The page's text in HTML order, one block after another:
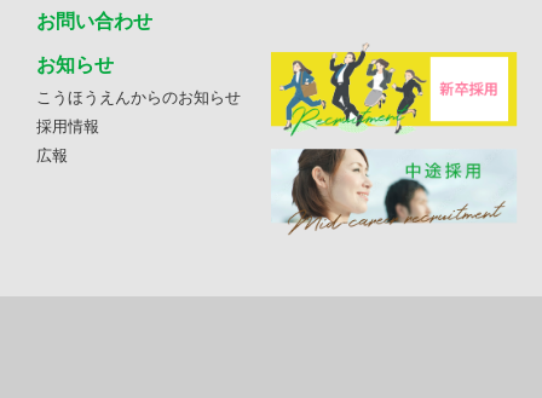
お問い合わせ
お知らせ
こうほうえんからのお知らせ
採用情報
広報